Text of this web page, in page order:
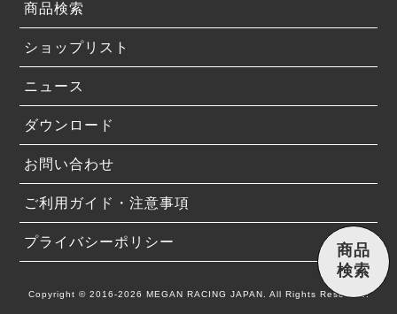
商品検索
ショップリスト
ニュース
ダウンロード
お問い合わせ
ご利用ガイド・注意事項
プライバシーポリシー
Copyright © 2016-2026 MEGAN RACING JAPAN. All Rights Reserved.
商品
検索